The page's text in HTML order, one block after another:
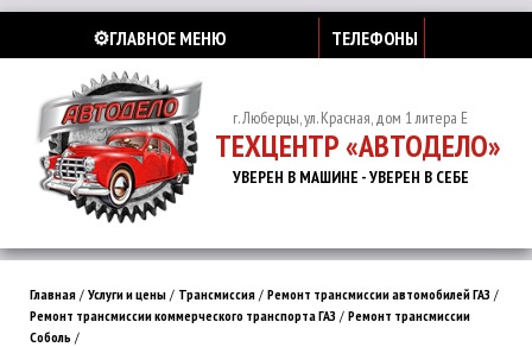
⚙️ГЛАВНОЕ МЕНЮ ТЕЛЕФОНЫ
г. Люберцы, ул. Красная, дом 1 литера Е
ТЕХЦЕНТР «АВТОДЕЛО»
УВЕРЕН В МАШИНЕ - УВЕРЕН В СЕБЕ
Главная / Услуги и цены / Трансмиссия / Ремонт трансмиссии автомобилей ГАЗ /
Ремонт трансмиссии коммерческого транспорта ГАЗ / Ремонт трансмиссии
Соболь /